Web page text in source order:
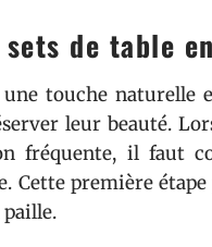
de table
touche naturelle
leur beauté.
fréquente, il faut
Cette première